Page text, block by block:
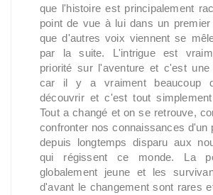
que l'histoire est principalement
point de vue à lui dans un
que d'autres voix viennent se
par la suite. L'intrigue est
priorité sur l'aventure et c'est une
car il y a vraiment beaucoup
découvrir et c'est tout
Tout a changé et on se retrouve,
confronter nos connaissances d'un
depuis longtemps disparu aux
qui régissent ce monde. La
globalement jeune et les
d'avant le changement sont rares